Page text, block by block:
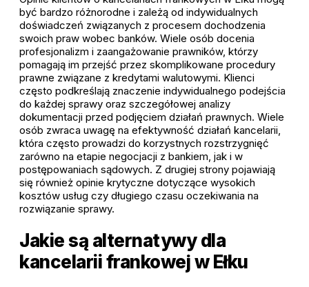
być bardzo różnorodne i zależą od indywidualnych
doświadczeń związanych z procesem dochodzenia
swoich praw wobec banków. Wiele osób docenia
profesjonalizm i zaangażowanie prawników, którzy
pomagają im przejść przez skomplikowane procedury
prawne związane z kredytami walutowymi. Klienci
często podkreślają znaczenie indywidualnego podejścia
do każdej sprawy oraz szczegółowej analizy
dokumentacji przed podjęciem działań prawnych. Wiele
osób zwraca uwagę na efektywność działań kancelarii,
która często prowadzi do korzystnych rozstrzygnięć
zarówno na etapie negocjacji z bankiem, jak i w
postępowaniach sądowych. Z drugiej strony pojawiają
się również opinie krytyczne dotyczące wysokich
kosztów usług czy długiego czasu oczekiwania na
rozwiązanie sprawy.
Jakie są alternatywy dla
kancelarii frankowej w Ełku